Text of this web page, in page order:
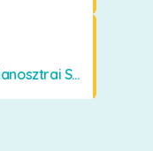
Zarándoklat a Márianosztrai Szűzanyához